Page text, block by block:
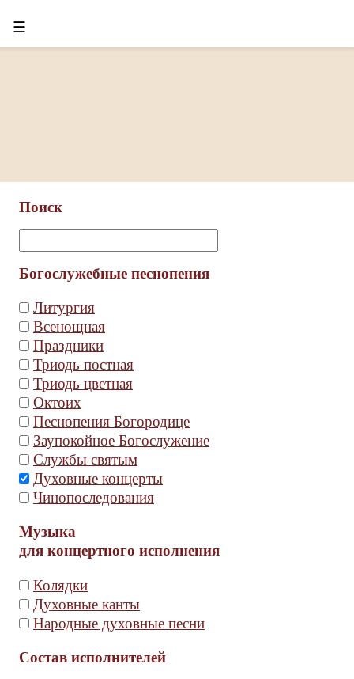
☰
Поиск
Богослужебные песнопения
Литургия
Всенощная
Праздники
Триодь постная
Триодь цветная
Октоих
Песнопения Богородице
Заупокойное Богослужение
Службы святым
Духовные концерты
Чинопоследования
Музыка
для концертного исполнения
Колядки
Духовные канты
Народные духовные песни
Состав исполнителей